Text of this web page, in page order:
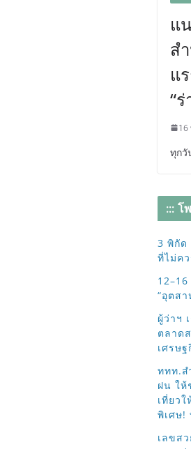
แ
ส
แ
“
ทุกวั
::: โ
3 พิกัด
ที่ไม่ค
“อุตส
ผู้ว่าฯ
ตลาด
เศรษ
ททท.ส
ฝน ให้
เที่ยว
พิเศษ!
เลขส